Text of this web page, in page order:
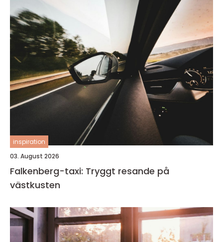
inspiration
03. August 2026
Falkenberg-taxi: Tryggt resande på
västkusten